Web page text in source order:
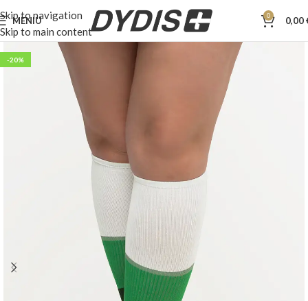
Skip to navigation
Skip to main content
MENIU 0 0,00
-20%